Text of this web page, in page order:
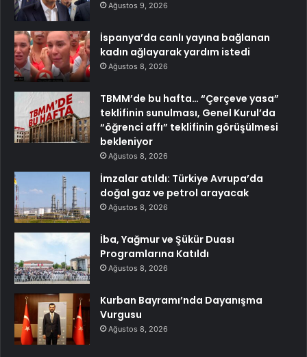
Ağustos 9, 2026
İspanya’da canlı yayına bağlanan
kadın ağlayarak yardım istedi
Ağustos 8, 2026
TBMM’de bu hafta… “Çerçeve yasa”
teklifinin sunulması, Genel Kurul’da
“öğrenci affı” teklifinin görüşülmesi
bekleniyor
Ağustos 8, 2026
İmzalar atıldı: Türkiye Avrupa’da
doğal gaz ve petrol arayacak
Ağustos 8, 2026
İba, Yağmur ve Şükür Duası
Programlarına Katıldı
Ağustos 8, 2026
Kurban Bayramı’nda Dayanışma
Vurgusu
Ağustos 8, 2026